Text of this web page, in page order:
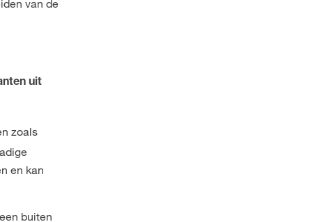
van de
uit
zoals
en kan
buiten